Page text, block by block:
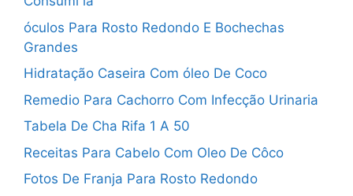
óculos Para Rosto Redondo E Bochechas
Grandes
Hidratação Caseira Com óleo De Coco
Remedio Para Cachorro Com Infecção Urinaria
Tabela De Cha Rifa 1 A 50
Receitas Para Cabelo Com Oleo De Côco
Fotos De Franja Para Rosto Redondo